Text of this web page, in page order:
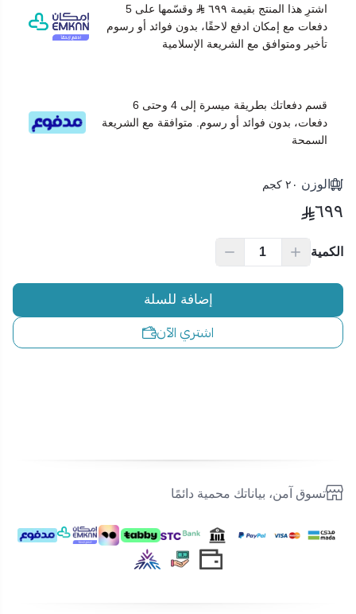
اشترِ هذا المنتج بقيمة ٦٩٩
وقسّمها على 5
دفعات مع إمكان ادفع لاحقًا، بدون فوائد أو رسوم
تأخير ومتوافق مع الشريعة الإسلامية
قسم دفعاتك بطريقة ميسرة إلى 4 وحتى 6
دفعات، بدون فوائد أو رسوم. متوافقة مع الشريعة
السمحة
الوزن ٢٠ كجم
٦٩٩
الكمية
إضافة للسلة
اشتري الآن
تسوق آمن، بياناتك محمية دائمًا